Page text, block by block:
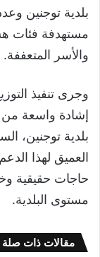
بلدية توجنين
مستهدفة فئات
والأسر المتعففة.
وجرى تنفيذ
إشادة واسعة
بلدية توجنين،
العميق لهذا
حاجات حقيقية
مستوى البلدية.
مقالات ذات صلة